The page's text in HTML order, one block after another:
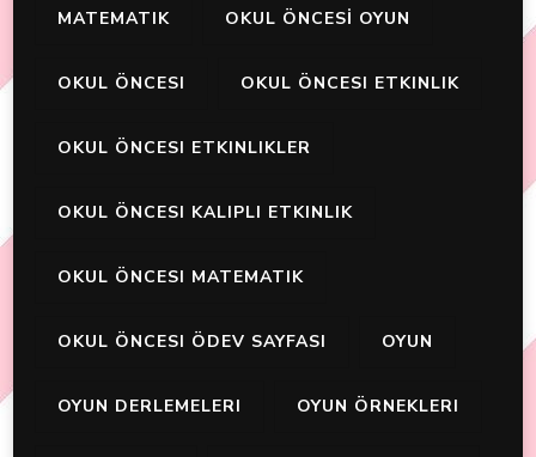
MATEMATIK OKUL ÖNCESİ OYUN
OKUL ÖNCESI OKUL ÖNCESI ETKINLIK
OKUL ÖNCESI ETKINLIKLER
OKUL ÖNCESI KALIPLI ETKINLIK
OKUL ÖNCESI MATEMATIK
OKUL ÖNCESI ÖDEV SAYFASI OYUN
OYUN DERLEMELERI OYUN ÖRNEKLERI